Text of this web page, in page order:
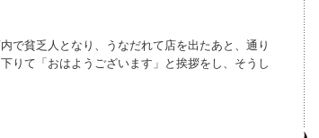
で貧乏人となり、うなだれて店を出たあと、通り
りて「おはようございます」と挨拶をし、そうし